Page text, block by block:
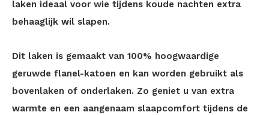
laken ideaal voor wie tijdens koude nachten extra
behaaglijk wil slapen.
Dit laken is gemaakt van 100% hoogwaardige
geruwde flanel-katoen en kan worden gebruikt als
bovenlaken of onderlaken. Zo geniet u van extra
warmte en een aangenaam slaapcomfort tijdens de